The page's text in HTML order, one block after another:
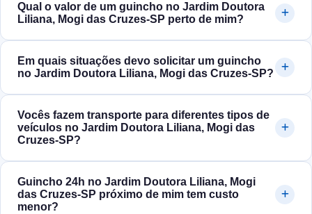
Qual o valor de um guincho no Jardim Doutora
Liliana, Mogi das Cruzes‑SP perto de mim?
Em quais situações devo solicitar um guincho
no Jardim Doutora Liliana, Mogi das Cruzes‑SP?
Vocês fazem transporte para diferentes tipos de
veículos no Jardim Doutora Liliana, Mogi das
Cruzes‑SP?
Guincho 24h no Jardim Doutora Liliana, Mogi
das Cruzes‑SP próximo de mim tem custo
menor?